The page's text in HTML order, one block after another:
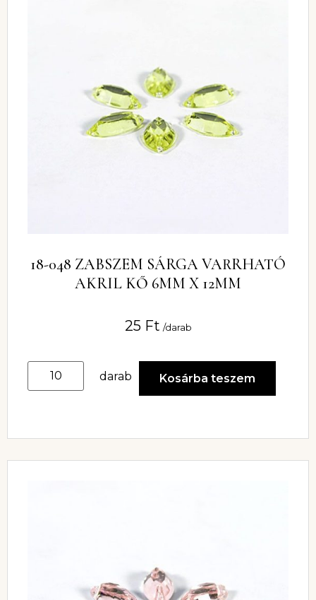
18-048 ZABSZEM SÁRGA VARRHATÓ
AKRIL KŐ 6MM X 12MM
25 Ft /darab
darab Kosárba teszem